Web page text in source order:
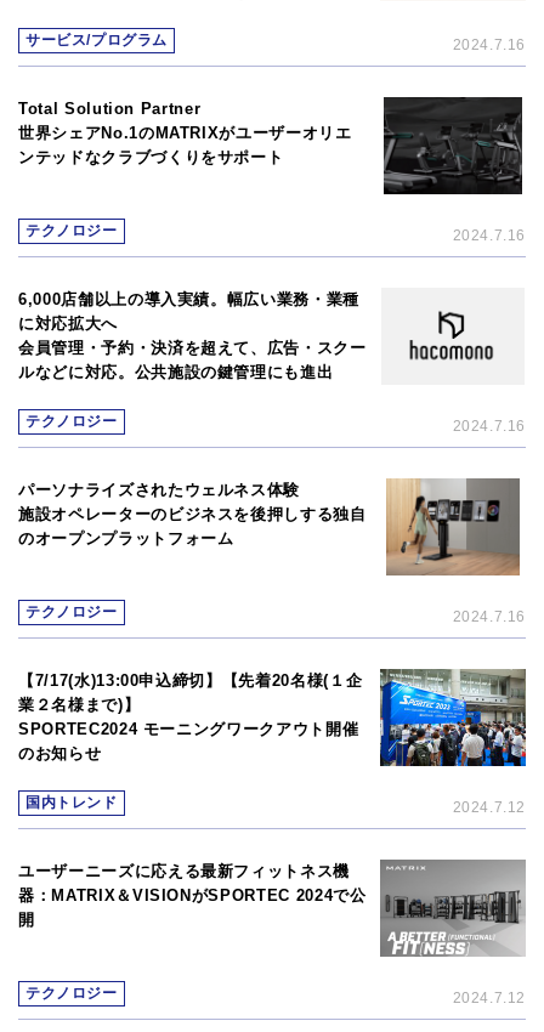
サービス/プログラム 2024.7.16
Total Solution Partner
世界シェアNo.1のMATRIXがユーザーオリエ
ンテッドなクラブづくりをサポート
テクノロジー 2024.7.16
6,000店舗以上の導入実績。幅広い業務・業種
に対応拡大へ
会員管理・予約・決済を超えて、広告・スクー
ルなどに対応。公共施設の鍵管理にも進出
テクノロジー 2024.7.16
パーソナライズされたウェルネス体験
施設オペレーターのビジネスを後押しする独自
のオープンプラットフォーム
テクノロジー 2024.7.16
【7/17(水)13:00申込締切】【先着20名様(１企
業２名様まで)】
SPORTEC2024 モーニングワークアウト開催
のお知らせ
国内トレンド 2024.7.12
ユーザーニーズに応える最新フィットネス機
器：MATRIX＆VISIONがSPORTEC 2024で公
開
テクノロジー 2024.7.12